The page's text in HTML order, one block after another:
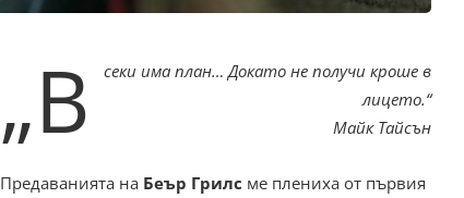
„В
секи има план… Докато не получи кроше в
лицето.“
Майк Тайсън
Предаванията на Беър Грилс ме плениха от първия